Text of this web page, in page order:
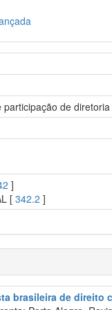
de diretoria
]
[342.2 ]
brasileira de direito